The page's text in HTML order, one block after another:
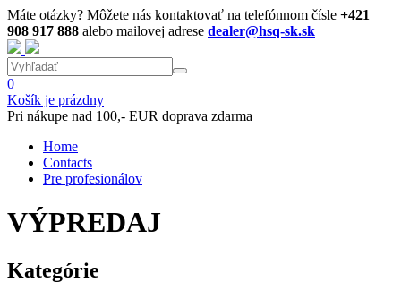
Máte otázky? Môžete nás kontaktovať na telefónnom čísle +421
908 917 888 alebo mailovej adrese dealer@hsq-sk.sk
0
Košík je prázdny
Pri nákupe nad 100,- EUR doprava zdarma
Home
Contacts
Pre profesionálov
VÝPREDAJ
Kategórie